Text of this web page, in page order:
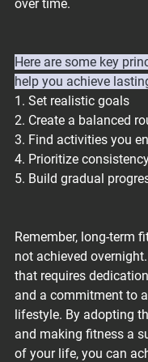
over time.
Here are some key
help you achieve
1. Set realistic goals
2. Create a balanced
3. Find activities you
4. Prioritize
5. Build gradual
Remember, long-term
not achieved
that requires
and a commitment to
lifestyle. By adopting
and making fitness a
of your life, you can